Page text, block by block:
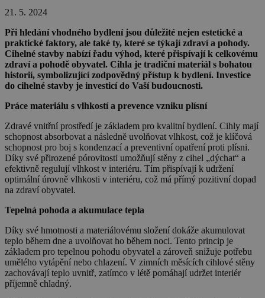
21. 5. 2024
Při hledání vhodného bydlení jsou důležité nejen estetické a
praktické faktory, ale také ty, které se týkají zdraví a pohody.
Cihelné stavby nabízí řadu výhod, které přispívají k celkovému
zdraví a pohodě obyvatel. Cihla je tradiční materiál s bohatou
historií, symbolizující zodpovědný přístup k bydlení. Investice
do cihelné stavby je investicí do Vaší budoucnosti.
Práce materiálu s vlhkostí a prevence vzniku plísní
Zdravé vnitřní prostředí je základem pro kvalitní bydlení. Cihly mají
schopnost absorbovat a následně uvolňovat vlhkost, což je klíčová
schopnost pro boj s kondenzací a preventivní opatření proti plísni.
Díky své přirozené pórovitosti umožňují stěny z cihel „dýchat“ a
efektivně regulují vlhkost v interiéru. Tím přispívají k udržení
optimální úrovně vlhkosti v interiéru, což má přímý pozitivní dopad
na zdraví obyvatel.
Tepelná pohoda a akumulace tepla
Díky své hmotnosti a materiálovému složení dokáže akumulovat
teplo během dne a uvolňovat ho během noci. Tento princip je
základem pro tepelnou pohodu obyvatel a zároveň snižuje potřebu
umělého vytápění nebo chlazení. V zimních měsících cihlové stěny
zachovávají teplo uvnitř, zatímco v létě pomáhají udržet interiér
příjemně chladný.